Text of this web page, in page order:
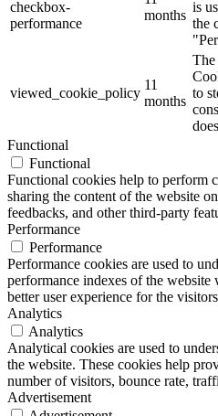
checkbox-
performance
months
is
the
viewed_cookie_policy
11
months
The
to
Functional
Functional
Functional cookies help to perform
sharing the content of the website
feedbacks, and other third-party
Performance
Performance
Performance cookies are used to
performance indexes of the
better user experience for the
Analytics
Analytics
Analytical cookies are used to
the website. These cookies help
number of visitors, bounce rate,
Advertisement